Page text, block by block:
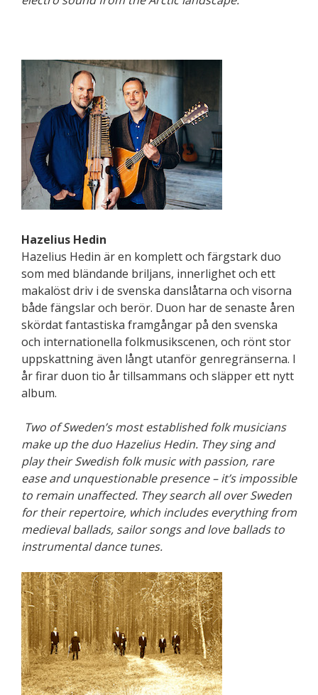
Hazelius Hedin
Hazelius Hedin är en komplett och färgstark duo
som med bländande briljans, innerlighet och ett
makalöst driv i de svenska danslåtarna och visorna
både fängslar och berör. Duon har de senaste åren
skördat fantastiska framgångar på den svenska
och internationella folkmusikscenen, och rönt stor
uppskattning även långt utanför genregränserna. I
år firar duon tio år tillsammans och släpper ett nytt
album.
Two of Sweden’s most established folk musicians
make up the duo Hazelius Hedin. They sing and
play their Swedish folk music with passion, rare
ease and unquestionable presence – it’s impossible
to remain unaffected. They search all over Sweden
for their repertoire, which includes everything from
medieval ballads, sailor songs and love ballads to
instrumental dance tunes.